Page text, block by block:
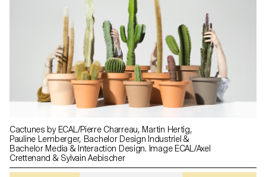
Cactunes by ECAL/Pierre Charreau, Martin Hertig,
Pauline Lemberger, Bachelor Design Industriel &
Bachelor Media & Interaction Design. Image ECAL/Axel
Crettenand & Sylvain Aebischer